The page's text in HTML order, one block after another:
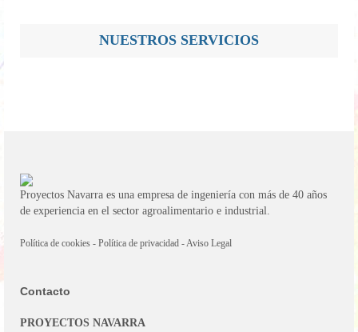
NUESTROS SERVICIOS
Proyectos Navarra es una empresa de ingeniería con más de 40 años
de experiencia en el sector agroalimentario e industrial.
Política de cookies - Política de privacidad -Aviso Legal
Contacto
PROYECTOS NAVARRA